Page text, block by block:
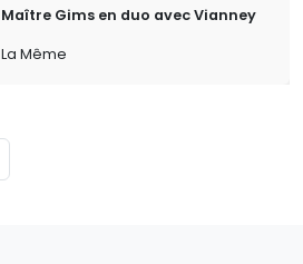
Maître Gims en duo avec Vianney
La Même